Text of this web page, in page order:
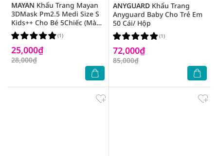
MAYAN Khẩu Trang Mayan
3DMask Pm2.5 Medi Size S
Kids++ Cho Bé 5Chiếc (Màu
Ngẫu Nhiên)
25,000₫
28,000₫
(1)
ANYGUARD Khẩu Trang
Anyguard Baby Cho Trẻ Em
50 Cái/ Hộp
72,000₫
85,000₫
(1)